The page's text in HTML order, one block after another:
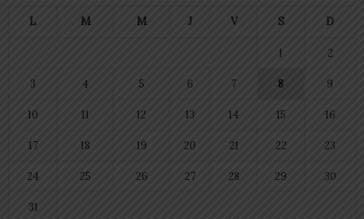
L M M J V S D
1 2
3 4 5 6 7 8 9
10 11 12 13 14 15 16
17 18 19 20 21 22 23
24 25 26 27 28 29 30
31